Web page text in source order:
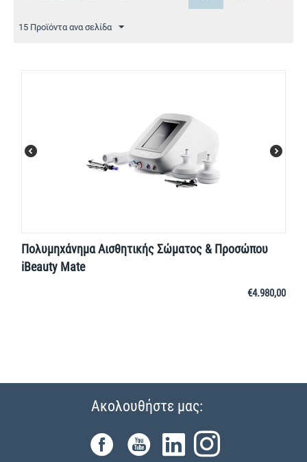
15 Προϊόντα ανα σελίδα
Πολυμηχάνημα Αισθητικής Σώματος & Προσώπου
iBeauty Mate
€4.980,00
Ακολουθήστε μας: